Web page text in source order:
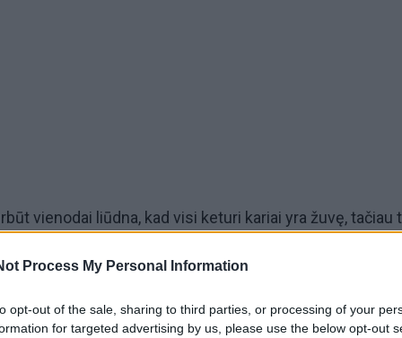
Process My Personal Information
opt-out of the sale, sharing to third parties, or processing of your
for targeted advertising by us, please use the below opt-out
vienodai liūdna, kad visi keturi kariai yra žuvę, tačiau
pats baisiausias dalykas yra nežinomybė. (...)
bėgyje bus paskelbta informacija, kaip ir kur bus